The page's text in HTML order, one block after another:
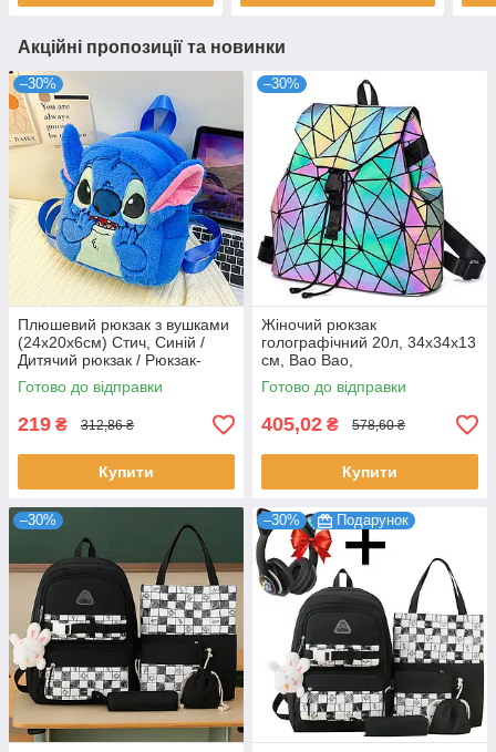
Акційні пропозиції та новинки
–30%
Плюшевий рюкзак з вушками
(24х20х6см) Стич, Синій /
Дитячий рюкзак / Рюкзак-
іграшка для дитини
Готово до відправки
219 ₴ 312,86 ₴
Купити
–30%
Жіночий рюкзак
голографічний 20л, 34х34х13
см, Bao Bao,
Різнокольоровий / Рюкзак
маленький / Міський рюкзак
хамелеон
Готово до відправки
405,02 ₴ 578,60 ₴
Купити
–30% –30% Подарунок